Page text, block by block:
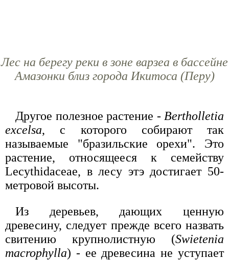
Лес на берегу реки в зоне варзеа в бассейне
Амазонки близ города Икитоса (Перу)
Другое полезное растение - Bertholletia
excelsa, с которого собирают так
называемые "бразильские орехи". Это
растение, относящееся к семейству
Lecythidaceae, в лесу этэ достигает 50-
метровой высоты.
Из деревьев, дающих ценную
древесину, следует прежде всего назвать
свитению крупнолистную (Swietenia
macrophylla) - ее древесина не уступает